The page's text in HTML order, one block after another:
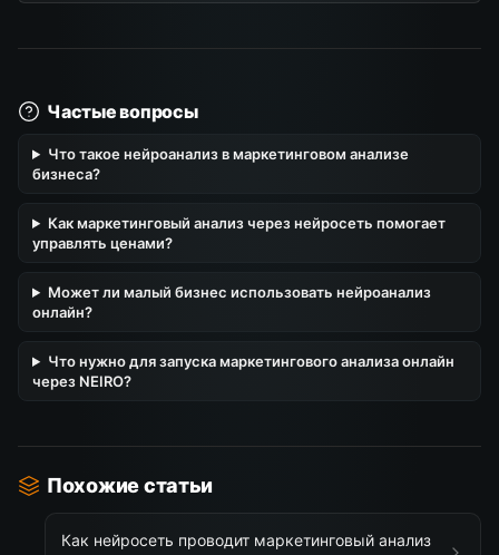
Частые вопросы
Что такое нейроанализ в маркетинговом анализе
бизнеса?
Как маркетинговый анализ через нейросеть помогает
управлять ценами?
Может ли малый бизнес использовать нейроанализ
онлайн?
Что нужно для запуска маркетингового анализа онлайн
через NEIRO?
Похожие статьи
Как нейросеть проводит маркетинговый анализ